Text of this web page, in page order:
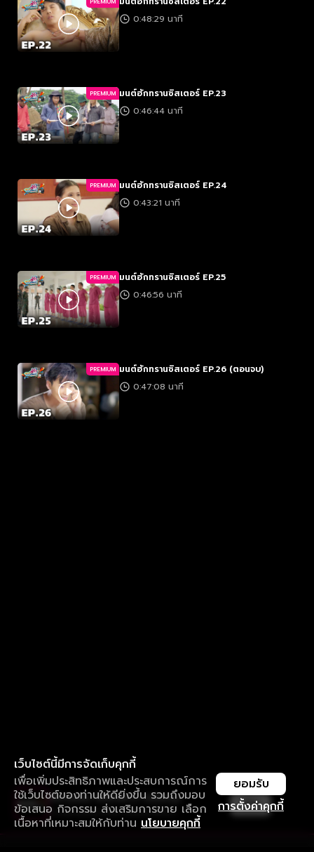
0:48:29 นาที
PREMIUM มนต์ฮักทรานซิสเตอร์ EP.23
0:46:44 นาที
PREMIUM มนต์ฮักทรานซิสเตอร์ EP.24
0:43:21 นาที
PREMIUM มนต์ฮักทรานซิสเตอร์ EP.25
0:46:56 นาที
PREMIUM มนต์ฮักทรานซิสเตอร์ EP.26 (ตอนจบ)
0:47:08 นาที
เว็บไซต์นี้มีการจัดเก็บคุกกี้
เพื่อเพิ่มประสิทธิภาพและประสบการณ์การ
ใช้เว็บไซต์ของท่านให้ดียิ่งขึ้น รวมถึงมอบ
ข้อเสนอ กิจกรรม ส่งเสริมการขาย เลือก
เนื้อหาที่เหมาะสมให้กับท่าน นโยบายคุกกี้
การตั้งค่าคุกกี้
ยอมรับ
ใช้งานแอป ลื่นไหลกว่า ไม่มีสะดุด
ดาวน์โหลดแอปเพื่อการรับชมที่ดีกว่า เปิด